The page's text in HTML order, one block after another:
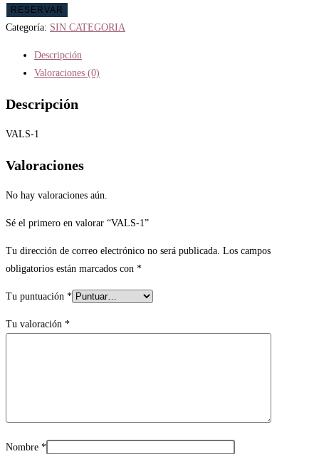
RESERVAR
Categoría: SIN CATEGORIA
Descripción
Valoraciones (0)
Descripción
VALS-1
Valoraciones
No hay valoraciones aún.
Sé el primero en valorar “VALS-1”
Tu dirección de correo electrónico no será publicada. Los campos
obligatorios están marcados con *
Tu puntuación *
Tu valoración *
Nombre *